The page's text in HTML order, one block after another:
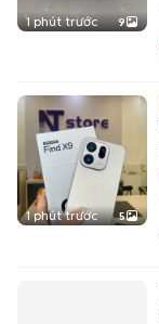
1 phút trước 9
1 phút trước 5